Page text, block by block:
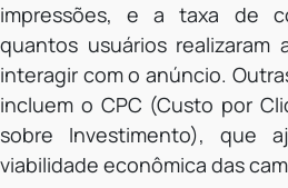
impressões, e a taxa de
quantos usuários realizaram
interagir com o anúncio.
incluem o CPC (Custo por
sobre Investimento), que
viabilidade econômica das